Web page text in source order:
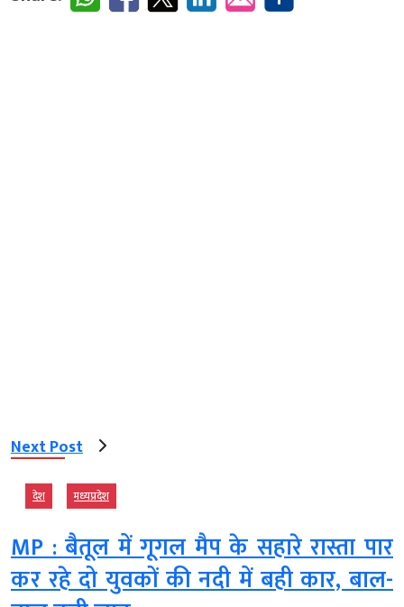
Next Post
देश मध्‍यप्रदेश
MP : बैतूल में गूगल मैप के सहारे रास्ता पार
कर रहे दो युवकों की नदी में बही कार, बाल-